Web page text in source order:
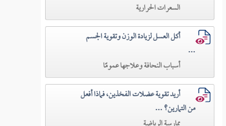
السعرات الحرارية
أكل العسل لزيادة الوزن وتقوية الجسم
...
أسباب النحافة وعلاجها عمومًا
أريد تقوية عضلات الفخذين، فماذا أفعل
من التمارين؟ ...